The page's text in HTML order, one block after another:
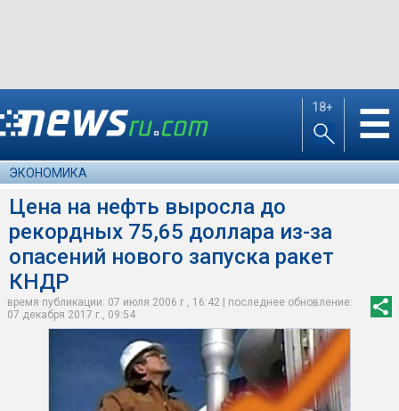
18+ ☰
ЭКОНОМИКА
Цена на нефть выросла до
рекордных 75,65 доллара из-за
опасений нового запуска ракет
КНДР
время публикации: 07 июля 2006 г., 16:42 | последнее обновление:
07 декабря 2017 г., 09:54